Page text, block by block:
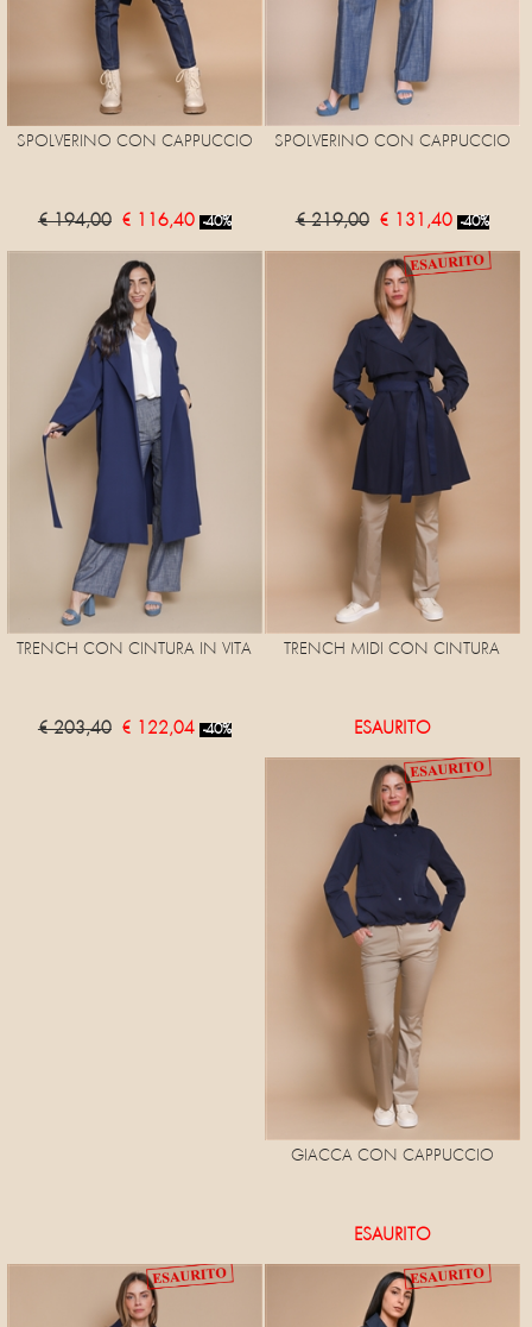
SPOLVERINO CON CAPPUCCIO
€ 194,00 € 116,40 -40%
SPOLVERINO CON CAPPUCCIO
€ 219,00 € 131,40 -40%
TRENCH CON CINTURA IN VITA
€ 203,40 € 122,04 -40%
TRENCH MIDI CON CINTURA
ESAURITO
GIACCA CON CAPPUCCIO
ESAURITO